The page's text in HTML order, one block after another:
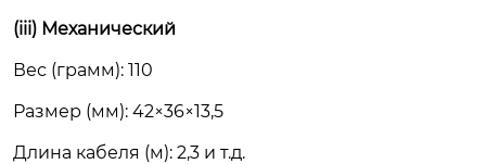
(iii) Механический
Вес (грамм): 110
Размер (мм): 42×36×13,5
Длина кабеля (м): 2,3 и т.д.